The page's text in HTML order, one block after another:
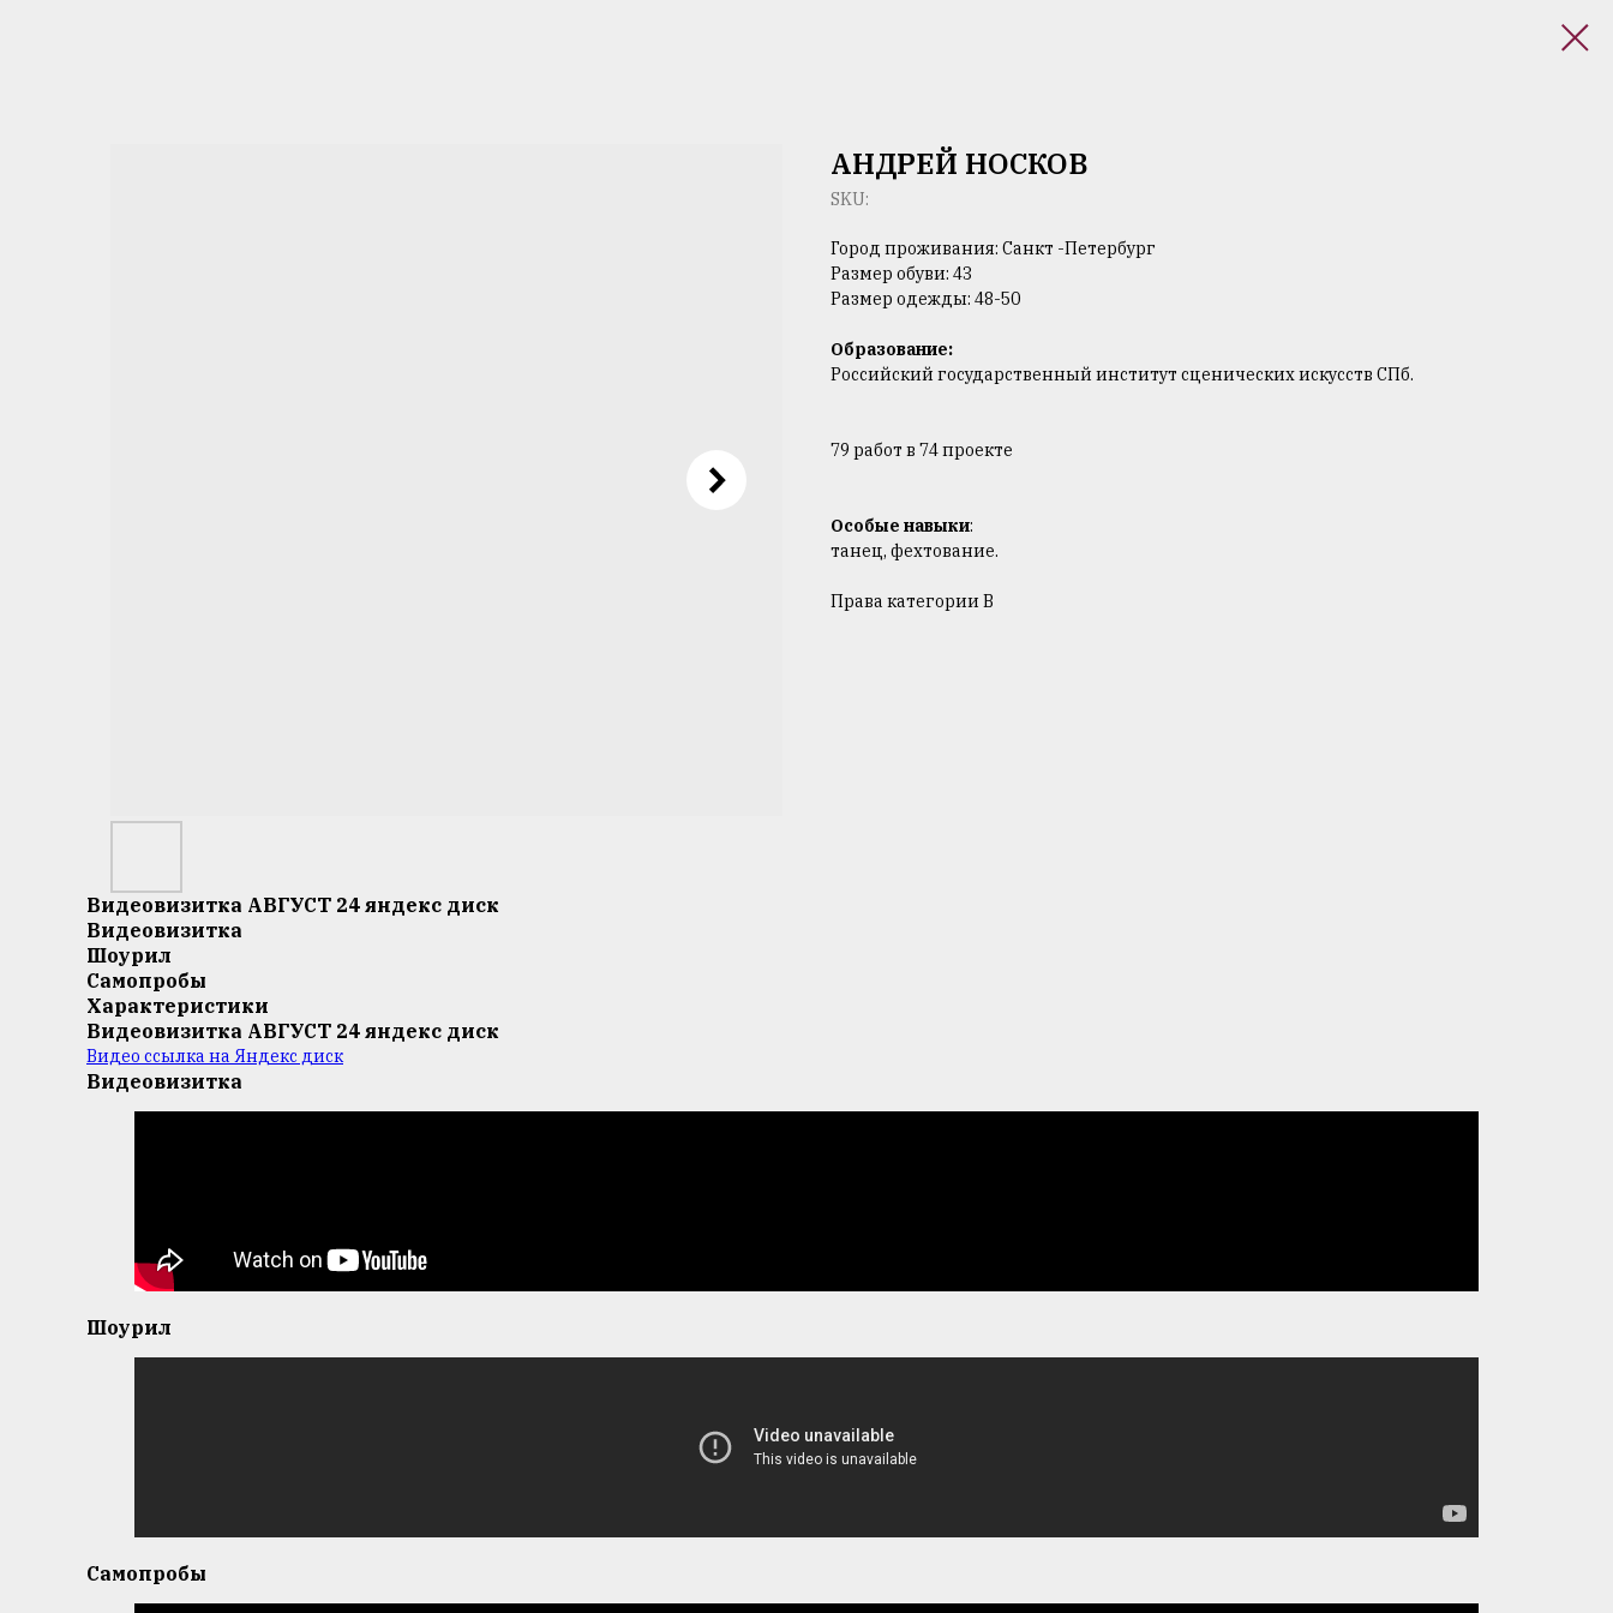
АНДРЕЙ НОСКОВ
SKU:
Город проживания: Санкт -Петербург
Размер обуви: 43
Размер одежды: 48-50
Образование:
Российский государственный институт сценических искусств СПб.
79 работ в 74 проекте
Особые навыки:
танец, фехтование.
Права категории B
Видеовизитка АВГУСТ 24 яндекс диск
Видеовизитка
Шоурил
Самопробы
Характеристики
Видеовизитка АВГУСТ 24 яндекс диск
Видео ссылка на Яндекс диск
Видеовизитка
Шоурил
Самопробы